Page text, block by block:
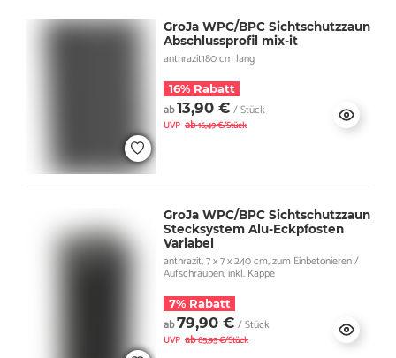
GroJa WPC/BPC Sichtschutzzaun
Abschlussprofil mix-it
anthrazit180 cm lang
16% Rabatt
ab13,90 € / Stück
UVP ab16,49 €/Stück
GroJa WPC/BPC Sichtschutzzaun
Stecksystem Alu-Eckpfosten
Variabel
anthrazit, 7 x 7 x 240 cm, zum Einbetonieren /
Aufschrauben, inkl. Kappe
7% Rabatt
ab79,90 € / Stück
UVP ab85,95 €/Stück